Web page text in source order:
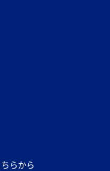
らから